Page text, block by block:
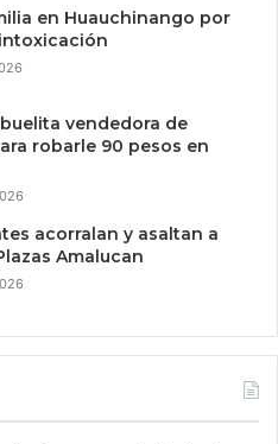
en Huauchinango por
vendedora de
robarle 90 pesos en
acorralan y asaltan a
Amalucan